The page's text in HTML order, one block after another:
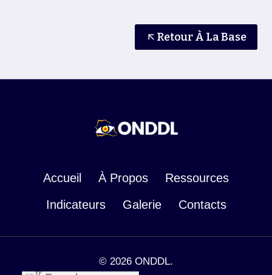
Retour À La Base
Accueil À Propos
Ressources
Indicateurs
Galerie Contacts
© 2026 ONDDL.